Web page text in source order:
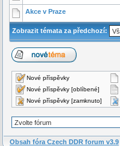
Akce v Praze
Zobrazit témata za předchozí:
Nové příspěvky
Nové příspěvky [oblíbené]
Nové příspěvky [zamknuto]
Obsah fóra Czech DDR forum v3.9